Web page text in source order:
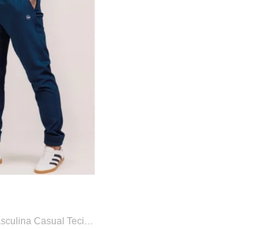
Calça Jogger Masculina Casual Tecido Tac...